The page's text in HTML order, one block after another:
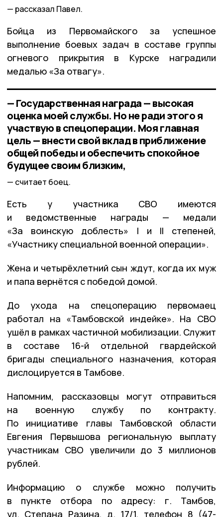
рассказал Павел.
Бойца из Первомайского за успешное
выполнение боевых задач в составе группы
огневого прикрытия в Курске наградили
медалью «За отвагу».
— Государственная награда — высокая
оценка моей службы. Но не ради этого я
участвую в спецоперации. Моя главная
цель — внести свой вклад в приближение
общей победы и обеспечить спокойное
будущее своим близким,
считает боец.
Есть у участника СВО имеются
и ведомственные награды — медали
«За воинскую доблесть» I и II степеней,
«Участнику специальной военной операции».
Жена и четырёхлетний сын ждут, когда их муж
и папа вернётся с победой домой.
До ухода на спецоперацию первомаец
работал на «Тамбовской индейке». На СВО
ушёл в рамках частичной мобилизации. Служит
в составе 16-й отдельной гвардейской
бригады специального назначения, которая
дислоцируется в Тамбове.
Напомним, рассказовцы могут отправиться
на военную службу по контракту.
По инициативе главы Тамбовской области
Евгения Первышова региональную выплату
участникам СВО увеличили до 3 миллионов
рублей.
Информацию о службе можно получить
в пункте отбора по адресу: г. Тамбов,
ул. Степана Разина, д. 17/1, телефон 8 (47-